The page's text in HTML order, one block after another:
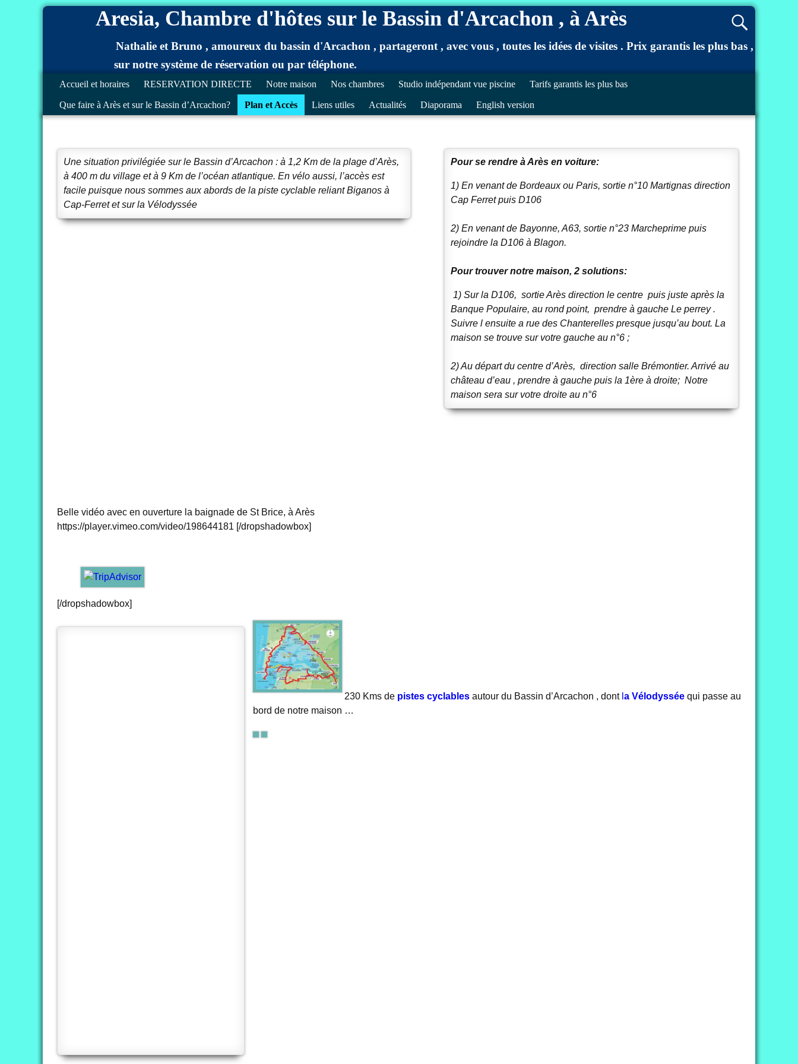
Aresia, Chambre d'hôtes sur le Bassin d'Arcachon , à Arès
Nathalie et Bruno , amoureux du bassin d'Arcachon , partageront , avec vous , toutes les idées de visites . Prix garantis les plus bas ,
sur notre système de réservation ou par téléphone.
Accueil et horaires RESERVATION DIRECTE Notre maison Nos chambres Studio indépendant vue piscine Tarifs garantis les plus bas
Que faire à Arès et sur le Bassin d’Arcachon? Plan et Accès Liens utiles Actualités Diaporama English version
Une situation privilégiée sur le Bassin d’Arcachon : à 1,2 Km de la plage d’Arès,
à 400 m du village et à 9 Km de l’océan atlantique. En vélo aussi, l’accès est
facile puisque nous sommes aux abords de la piste cyclable reliant Biganos à
Cap-Ferret et sur la Vélodyssée
Pour se rendre à Arès en voiture:
1) En venant de Bordeaux ou Paris, sortie n°10 Martignas direction
Cap Ferret puis D106
2) En venant de Bayonne, A63, sortie n°23 Marcheprime puis
rejoindre la D106 à Blagon.
Pour trouver notre maison, 2 solutions:
1) Sur la D106, sortie Arès direction le centre puis juste après la
Banque Populaire, au rond point, prendre à gauche Le perrey .
Suivre l ensuite a rue des Chanterelles presque jusqu’au bout. La
maison se trouve sur votre gauche au n°6 ;
2) Au départ du centre d’Arès, direction salle Brémontier. Arrivé au
château d’eau , prendre à gauche puis la 1ère à droite; Notre
maison sera sur votre droite au n°6
Belle vidéo avec en ouverture la baignade de St Brice, à Arès
https://player.vimeo.com/video/198644181 [/dropshadowbox]
[/dropshadowbox]
230 Kms de pistes cyclables autour du Bassin d’Arcachon , dont a Vélodyssée qui passe au
bord de notre maison …